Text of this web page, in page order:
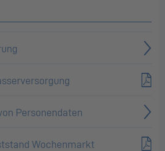
Personendaten
Wochenmarkt